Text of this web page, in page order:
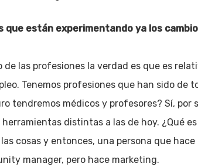
están experimentando ya los
las profesiones la verdad es que es
Tenemos profesiones que han sido de
tendremos médicos y profesores? Sí, por
distintas a las de hoy. ¿Qué
cosas y entonces, una persona que
manager, pero hace marketing.